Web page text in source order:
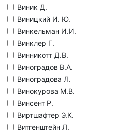
Виник Д.
Виницкий И. Ю.
Винкельман И.И.
Винклер Г.
Винникотт Д.В.
Виноградов В.А.
Виноградова Л.
Винокурова М.В.
Винсент Р.
Виртшафтер Э.К.
Витгенштейн Л.